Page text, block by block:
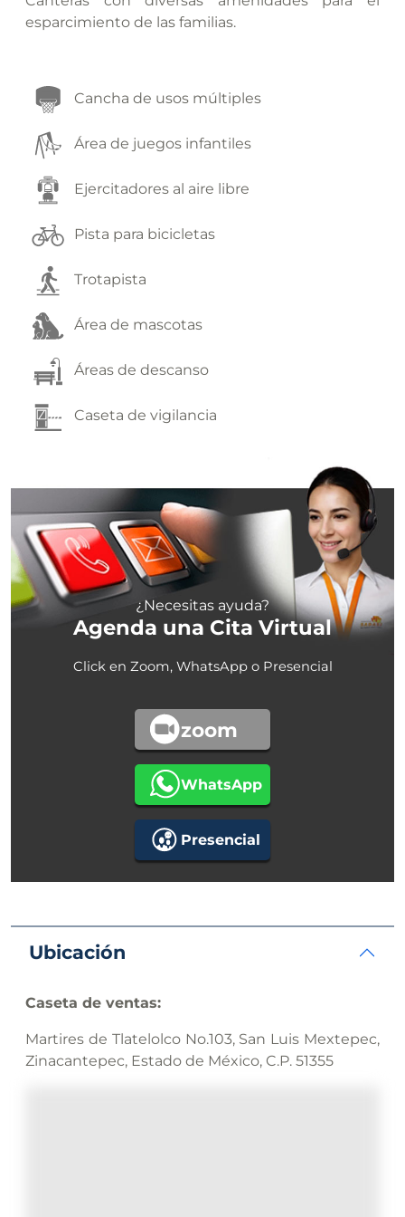
esparcimiento de las familias.
Cancha de usos múltiples
Área de juegos infantiles
Ejercitadores al aire libre
Pista para bicicletas
Trotapista
Área de mascotas
Áreas de descanso
Caseta de vigilancia
¿Necesitas ayuda?
Agenda una Cita Virtual
Click en Zoom, WhatsApp o Presencial
zoom
WhatsApp
Presencial
Ubicación
Caseta de ventas:
Martires de Tlatelolco No.103, San Luis Mextepec,
Zinacantepec, Estado de México, C.P. 51355